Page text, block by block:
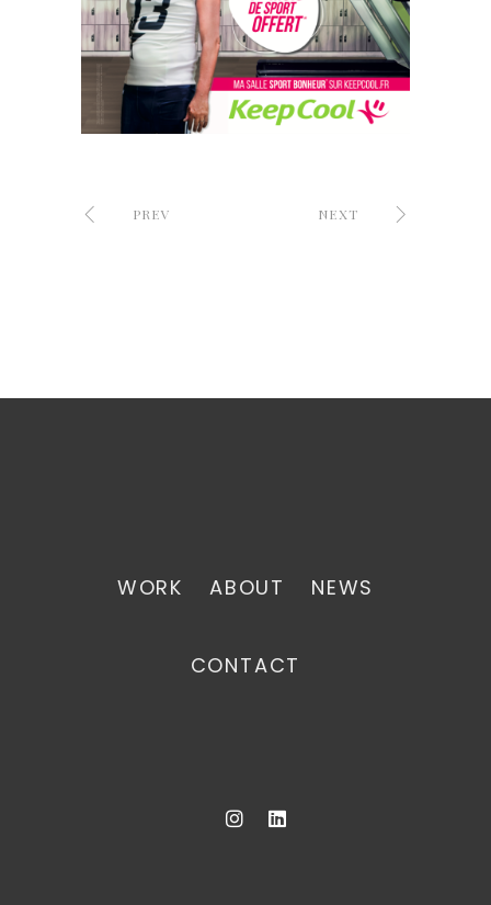
PREV NEXT
WORK ABOUT NEWS
CONTACT